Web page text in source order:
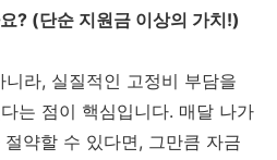
? (단순 지원금 이상의 가치!)
라, 실질적인 고정비 부담을
는 점이 핵심입니다. 매달 나가
약할 수 있다면, 그만큼 자금